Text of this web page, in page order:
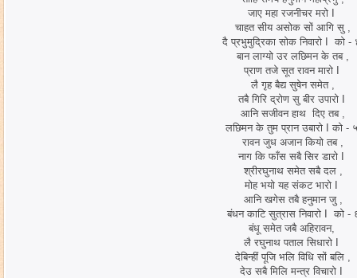
जाए महा रजनीचर मरो I
चाहत सीय असोक सों आगि सु ,
दै प्रभुमुद्रिका सोक निवारो I को
बान लाग्यो उर लछिमन के तब ,
प्राण तजे सूत रावन मारो I
लै गृह बैद्य सुषेन समेत ,
तबै गिरि द्रोण सु बीर उपारो I
आनि सजीवन हाथ दिए तब ,
लछिमन के तुम प्रान उबारो I को -
रावन जुध अजान कियो तब ,
नाग कि फाँस सबै सिर डारो I
श्रीरघुनाथ समेत सबै दल ,
मोह भयो यह संकट भारो I
आनि खगेस तबै हनुमान जु ,
बंधन काटि सुत्रास निवारो I को -
बंधू समेत जबै अहिरावन,
लै रघुनाथ पताल सिधारो I
देबिन्हीं पूजि भलि विधि सों बलि ,
देउ सबै मिलि मन्त्र विचारो I